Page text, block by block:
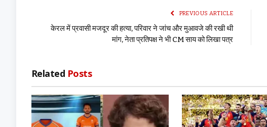
PREVIOUS ARTICLE
केरल में प्रवासी मजदूर की हत्या, परिवार ने जांच और मुआवजे की रखी थी
मांग, नेता प्रतिपक्ष ने भी CM साय को लिखा पत्र
Related Posts